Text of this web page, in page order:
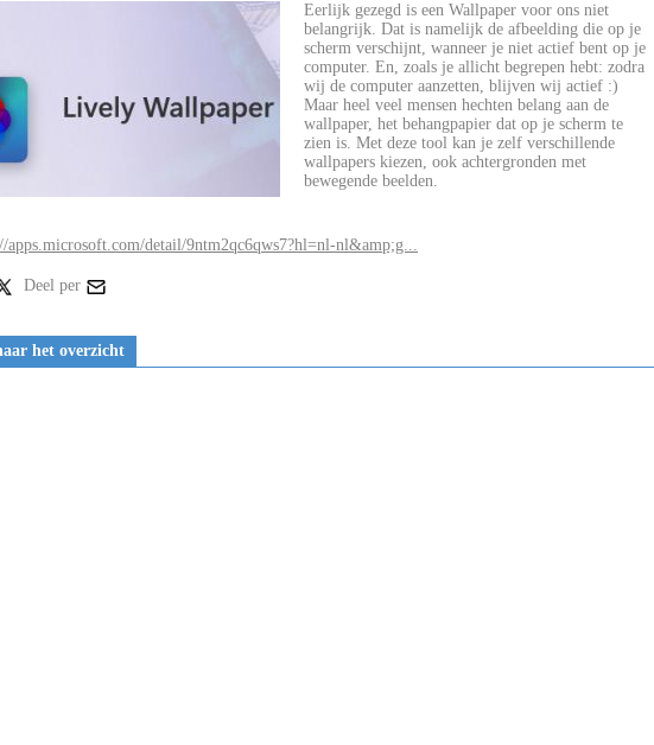
Eerlijk gezegd is een Wallpaper voor ons niet
belangrijk. Dat is namelijk de afbeelding die op je
scherm verschijnt, wanneer je niet actief bent op je
computer. En, zoals je allicht begrepen hebt: zodra
wij de computer aanzetten, blijven wij actief :)
Maar heel veel mensen hechten belang aan de
wallpaper, het behangpapier dat op je scherm te
zien is. Met deze tool kan je zelf verschillende
wallpapers kiezen, ook achtergronden met
bewegende beelden.
apps.microsoft.com/detail/9ntm2qc6qws7?hl=nl-nl&amp;g...
Deel per
het overzicht